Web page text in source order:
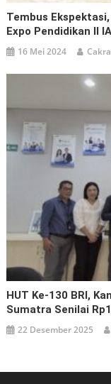
Tembus
Expo Pendidikan II
16 Mei 2024
HUT Ke-130 BRI,
Sumatra Senilai
22 Desember 2025